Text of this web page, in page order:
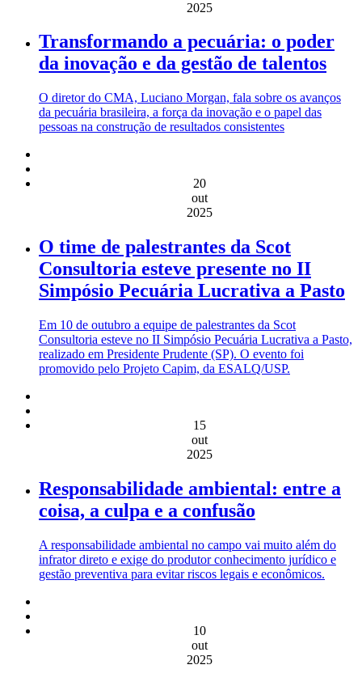
2025
Transformando a pecuária: o poder
da inovação e da gestão de talentos
O diretor do CMA, Luciano Morgan, fala sobre os avanços
da pecuária brasileira, a força da inovação e o papel das
pessoas na construção de resultados consistentes
20
out
2025
O time de palestrantes da Scot
Consultoria esteve presente no II
Simpósio Pecuária Lucrativa a Pasto
Em 10 de outubro a equipe de palestrantes da Scot
Consultoria esteve no II Simpósio Pecuária Lucrativa a Pasto,
realizado em Presidente Prudente (SP). O evento foi
promovido pelo Projeto Capim, da ESALQ/USP.
15
out
2025
Responsabilidade ambiental: entre a
coisa, a culpa e a confusão
A responsabilidade ambiental no campo vai muito além do
infrator direto e exige do produtor conhecimento jurídico e
gestão preventiva para evitar riscos legais e econômicos.
10
out
2025